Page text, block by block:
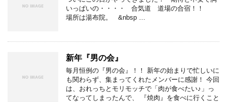
いっぱいの・・・・ 合気道 道場の合宿！！
場所は湯布院。 &nbsp …
新年『男の会』
毎月恒例の『男の会』！！ 新年の始まりで忙しいに
も関わらず、集まってくれたメンバーに感謝！ 今回
は、おれっちとモリモッチで「肉が食べたい♪」っ
てなってしまったんで、 『焼肉』を食べに行くこと